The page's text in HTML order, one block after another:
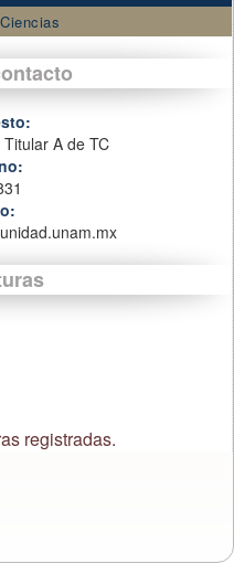
A de TC
registradas.